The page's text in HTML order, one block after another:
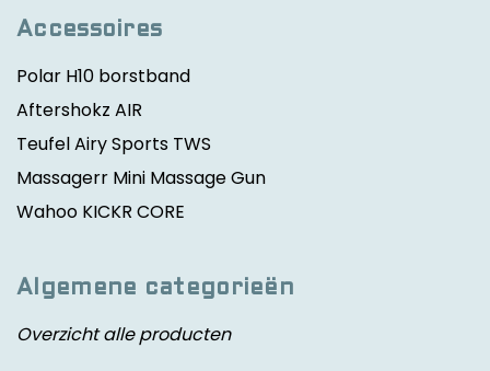
Accessoires
Polar H10 borstband
Aftershokz AIR
Teufel Airy Sports TWS
Massagerr Mini Massage Gun
Wahoo KICKR CORE
Algemene categorieën
Overzicht alle producten